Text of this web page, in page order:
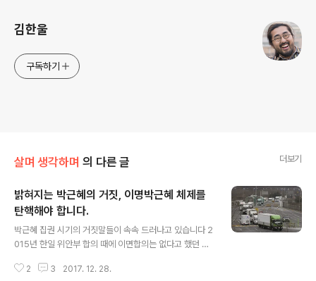
김한울
구독하기
살며 생각하며 의 다른 글 더보기
밝혀지는 박근혜의 거짓, 이명박근혜 체제를
탄핵해야 합니다.
박근혜 집권 시기의 거짓말들이 속속 드러나고 있습니다 2
015년 한일 위안부 합의 때에 이면합의는 없다고 했던 것
단 폐쇄 당시도 근거없는 말로 변명하고 나중에 거짓 사실
2 3 2017. 12. 28.